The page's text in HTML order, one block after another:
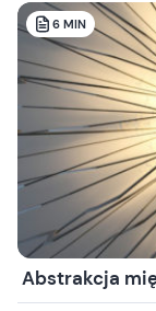
6 MIN
Abstrakcja